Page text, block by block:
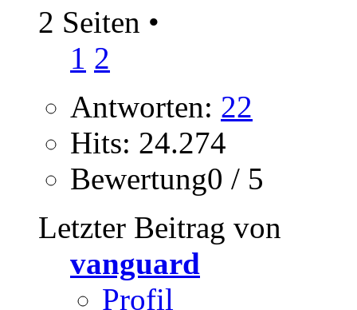
2 Seiten •
1 2
Antworten: 22
Hits: 24.274
Bewertung0 / 5
Letzter Beitrag von
vanguard
Profil